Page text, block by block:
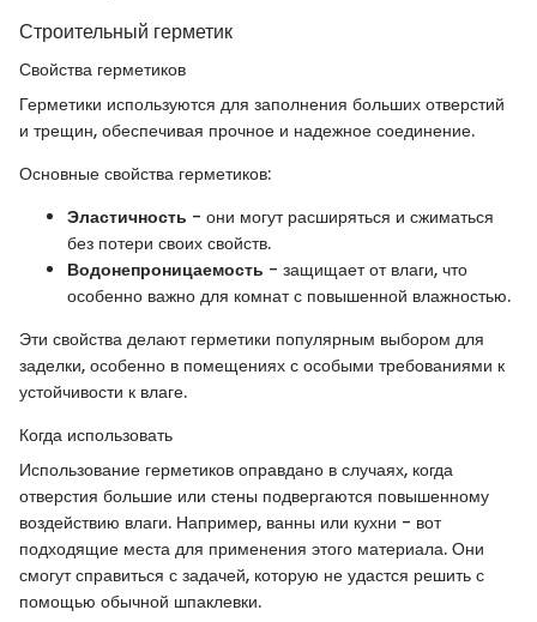
Строительный герметик
Свойства герметиков
Герметики используются для заполнения больших отверстий
и трещин, обеспечивая прочное и надежное соединение.
Основные свойства герметиков:
Эластичность - они могут расширяться и сжиматься
без потери своих свойств.
Водонепроницаемость - защищает от влаги, что
особенно важно для комнат с повышенной влажностью.
Эти свойства делают герметики популярным выбором для
заделки, особенно в помещениях с особыми требованиями к
устойчивости к влаге.
Когда использовать
Использование герметиков оправдано в случаях, когда
отверстия большие или стены подвергаются повышенному
воздействию влаги. Например, ванны или кухни - вот
подходящие места для применения этого материала. Они
смогут справиться с задачей, которую не удастся решить с
помощью обычной шпаклевки.